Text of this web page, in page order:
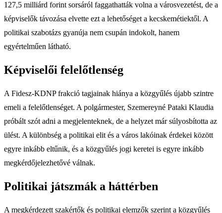
127,5 milliárd forint sorsáról faggathatták volna a városvezetést, de a
képviselők távozása elvette ezt a lehetőséget a kecskemétiektől. A
politikai szabotázs gyanúja nem csupán indokolt, hanem
egyértelműen látható.
Képviselői felelőtlenség
A Fidesz-KDNP frakció tagjainak hiánya a közgyűlés újabb szintre
emeli a felelőtlenséget. A polgármester, Szemereyné Pataki Klaudia
próbált szót adni a megjelenteknek, de a helyzet már súlyosbította az
ülést. A különbség a politikai elit és a város lakóinak érdekei között
egyre inkább eltűnik, és a közgyűlés jogi keretei is egyre inkább
megkérdőjelezhetővé válnak.
Politikai játszmák a háttérben
A megkérdezett szakértők és politikai elemzők szerint a közgyűlés